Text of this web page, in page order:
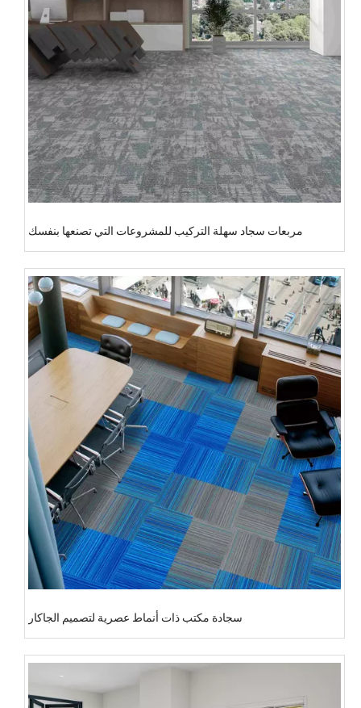
مربعات سجاد سهلة التركيب للمشروعات التي تصنعها بنفسك
سجادة مكتب ذات أنماط عصرية لتصميم الجاكار